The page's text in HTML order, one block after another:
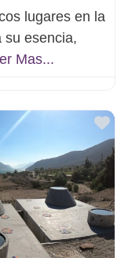
lugares en la
su esencia,
Mas...